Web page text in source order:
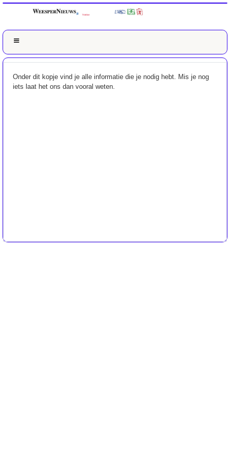
Onder dit kopje vind je alle informatie die je nodig hebt. Mis je nog
iets laat het ons dan vooral weten.